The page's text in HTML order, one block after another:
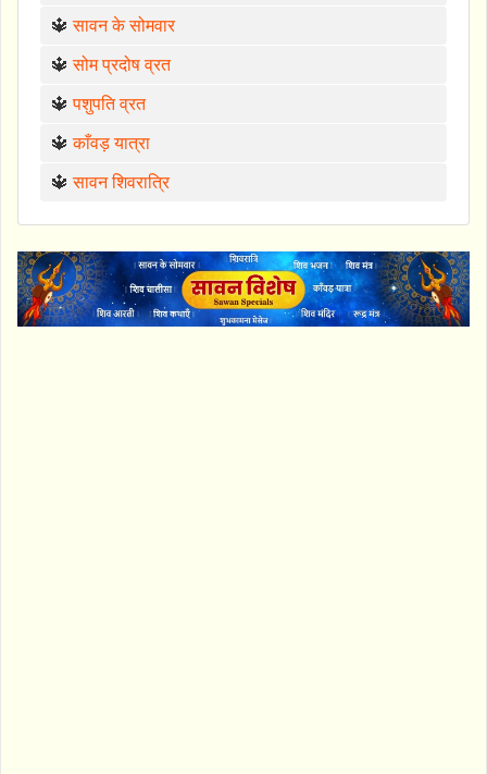
🔱सावन के सोमवार
🔱सोम प्रदोष व्रत
🔱पशुपति व्रत
🔱काँवड़ यात्रा
🔱सावन शिवरात्रि